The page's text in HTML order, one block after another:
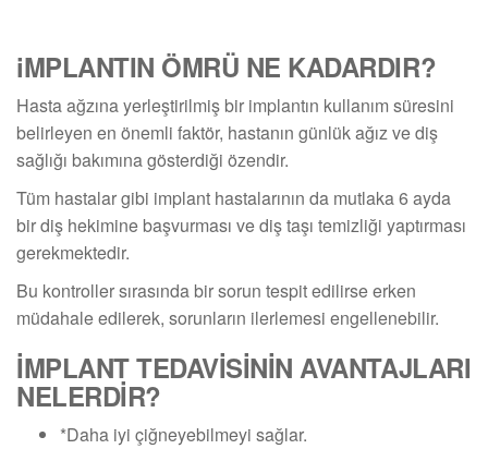
iMPLANTIN ÖMRÜ NE KADARDIR?
Hasta ağzına yerleştirilmiş bir implantın kullanım süresini
belirleyen en önemli faktör, hastanın günlük ağız ve diş
sağlığı bakımına gösterdiği özendir.
Tüm hastalar gibi implant hastalarının da mutlaka 6 ayda
bir diş hekimine başvurması ve diş taşı temizliği yaptırması
gerekmektedir.
Bu kontroller sırasında bir sorun tespit edilirse erken
müdahale edilerek, sorunların ilerlemesi engellenebilir.
İMPLANT TEDAVİSİNİN AVANTAJLARI
NELERDİR?
*Daha iyi çiğneyebilmeyi sağlar.